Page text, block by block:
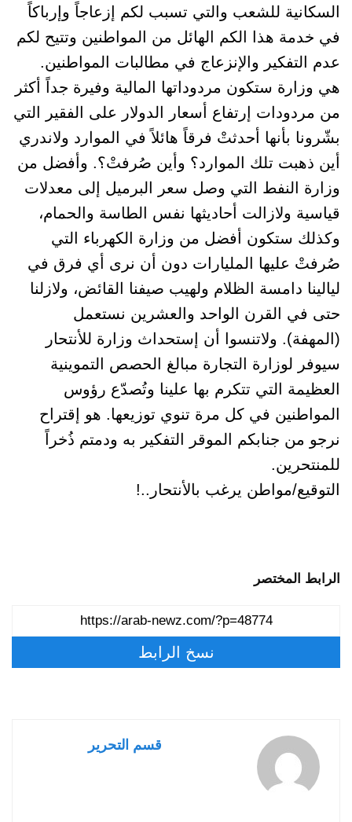
السكانية للشعب والتي تسبب لكم إزعاجاً وإرباكاً
في خدمة هذا الكم الهائل من المواطنين وتتيح لكم
عدم التفكير والإنزعاج في مطالبات المواطنين.
هي وزارة ستكون مردوداتها المالية وفيرة جداً أكثر
من مردودات إرتفاع أسعار الدولار على الفقير التي
بشّرونا بأنها أحدثتْ فرقاً هائلاً في الموارد ولاندري
أين ذهبت تلك الموارد؟ وأين صُرفتْ؟. وأفضل من
وزارة النفط التي وصل سعر البرميل إلى معدلات
قياسية ولازالت أحاديثها نفس الطاسة والحمام،
وكذلك ستكون أفضل من وزارة الكهرباء التي
صُرفتْ عليها المليارات دون أن نرى أي فرق في
ليالينا دامسة الظلام ولهيب صيفنا القائض، ولازلنا
حتى في القرن الواحد والعشرين نستعمل
(المهفة). ولاتنسوا أن إستحداث وزارة للأنتحار
سيوفر لوزارة التجارة مبالغ الحصص التموينية
العظيمة التي تتكرم بها علينا وتُصدّع رؤوس
المواطنين في كل مرة تنوي توزيعها. هو إقتراح
نرجو من جنابكم الموقر التفكير به ودمتم ذُخراً
للمنتحرين.
التوقيع/مواطن يرغب بالأنتحار..!
الرابط المختصر
نسخ الرابط
قسم التحرير